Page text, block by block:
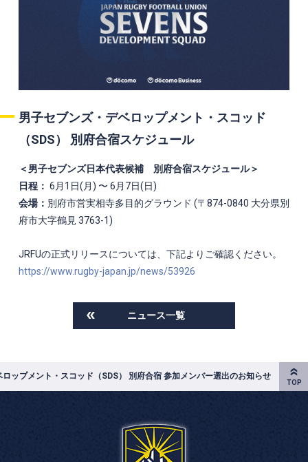
男子セブンズ・デベロップメント・スコッド
（SDS） 別府合宿スケジュール
＜男子セブンズ日本代表候補 別府合宿スケジュール＞
日程： 6月1日(月) 〜 6月7日(日)
会場： 別府市営実相寺多目的グラウンド (〒874-0840 大分県別
府市大字鶴見 3763-1)
JRFUの正式リリースについては、下記よりご確認ください。
https://www.rugby-japan.jp/news/53926
ニュース一覧
ップメント・スコッド（SDS） 別府合宿 参加メンバー選出のお知らせ